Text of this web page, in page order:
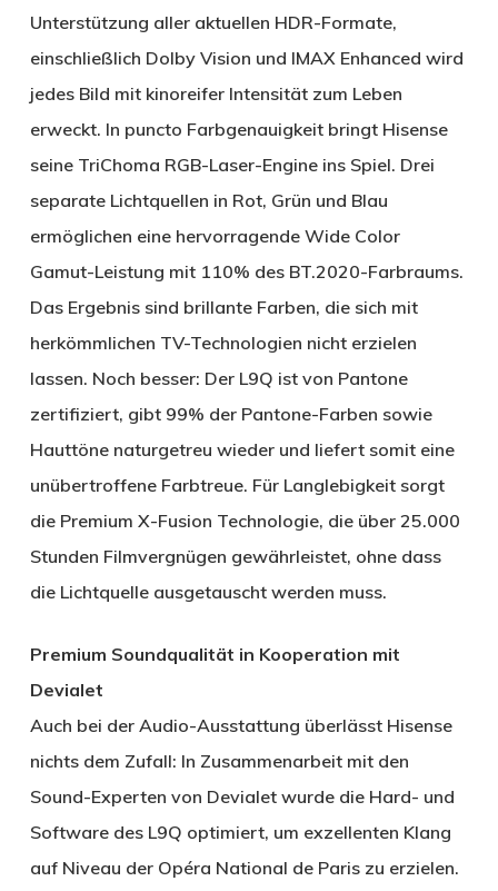
Unterstützung aller aktuellen HDR-Formate,
einschließlich Dolby Vision und IMAX Enhanced wird
jedes Bild mit kinoreifer Intensität zum Leben
erweckt. In puncto Farbgenauigkeit bringt Hisense
seine TriChoma RGB-Laser-Engine ins Spiel. Drei
separate Lichtquellen in Rot, Grün und Blau
ermöglichen eine hervorragende Wide Color
Gamut-Leistung mit 110% des BT.2020-Farbraums.
Das Ergebnis sind brillante Farben, die sich mit
herkömmlichen TV-Technologien nicht erzielen
lassen. Noch besser: Der L9Q ist von Pantone
zertifiziert, gibt 99% der Pantone-Farben sowie
Hauttöne naturgetreu wieder und liefert somit eine
unübertroffene Farbtreue. Für Langlebigkeit sorgt
die Premium X-Fusion Technologie, die über 25.000
Stunden Filmvergnügen gewährleistet, ohne dass
die Lichtquelle ausgetauscht werden muss.
Premium Soundqualität in Kooperation mit
Devialet
Auch bei der Audio-Ausstattung überlässt Hisense
nichts dem Zufall: In Zusammenarbeit mit den
Sound-Experten von Devialet wurde die Hard- und
Software des L9Q optimiert, um exzellenten Klang
auf Niveau der Opéra National de Paris zu erzielen.